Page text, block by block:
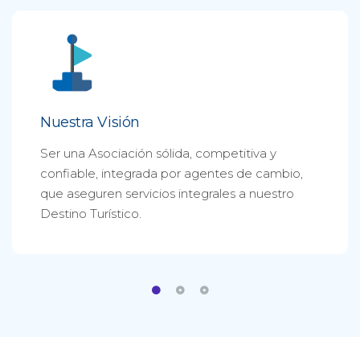
Nuestra Visión
Ser una Asociación sólida, competitiva y
confiable, integrada por agentes de cambio,
que aseguren servicios integrales a nuestro
Destino Turístico.